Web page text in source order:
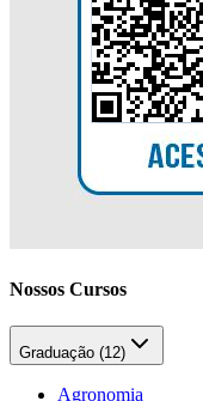
Nossos Cursos
Graduação (12)
Agronomia